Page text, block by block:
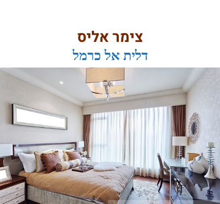
צימר אליס
דלית אל כרמל